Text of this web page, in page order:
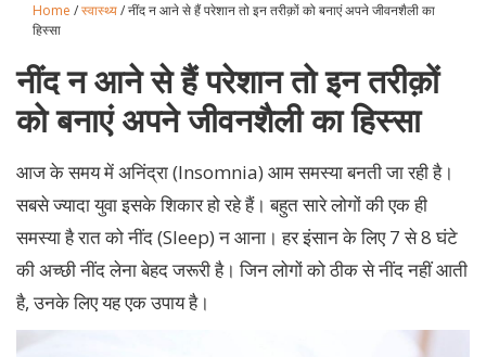
Home /स्वास्थ्य/ नींद न आने से हैं परेशान तो इन तरीक़ों को बनाएं अपने जीवनशैली का
हिस्सा
नींद न आने से हैं परेशान तो इन तरीक़ों
को बनाएं अपने जीवनशैली का हिस्सा
आज के समय में अनिंद्रा (Insomnia) आम समस्या बनती जा रही है।
सबसे ज्यादा युवा इसके शिकार हो रहे हैं। बहुत सारे लोगों की एक ही
समस्या है रात को नींद (Sleep) न आना। हर इंसान के लिए 7 से 8 घंटे
की अच्छी नींद लेना बेहद जरूरी है। जिन लोगों को ठीक से नींद नहीं आती
है, उनके लिए यह एक उपाय है।